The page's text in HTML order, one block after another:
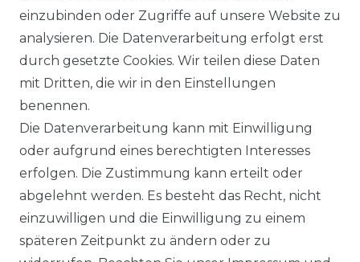
Langarm Business Hemd
(144262600)
UVP 49,99 €
ab 47,99 € *
inkl. ges. MwSt. Versandkosten
Impressum Daten­schutz­erklärung
einzubinden oder Zugriffe auf unsere Website zu
analysieren. Die Datenverarbeitung erfolgt erst
durch gesetzte Cookies. Wir teilen diese Daten
mit Dritten, die wir in den Einstellungen
benennen.
Die Datenverarbeitung kann mit Einwilligung
oder aufgrund eines berechtigten Interesses
erfolgen. Die Zustimmung kann erteilt oder
abgelehnt werden. Es besteht das Recht, nicht
einzuwilligen und die Einwilligung zu einem
späteren Zeitpunkt zu ändern oder zu